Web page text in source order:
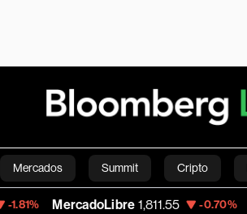
Mercados Summit Cripto
Economía Estilo de vida
1,811.55 -0.70% Banco